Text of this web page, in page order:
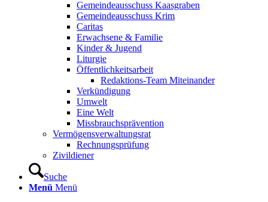
Gemeindeausschuss Kaasgraben
Gemeindeausschuss Krim
Caritas
Erwachsene & Familie
Kinder & Jugend
Liturgie
Öffentlichkeitsarbeit
Redaktions-Team Miteinander
Verkündigung
Umwelt
Eine Welt
Missbrauchsprävention
Vermögensverwaltungsrat
Rechnungsprüfung
Zivildiener
Suche
Menü Menü